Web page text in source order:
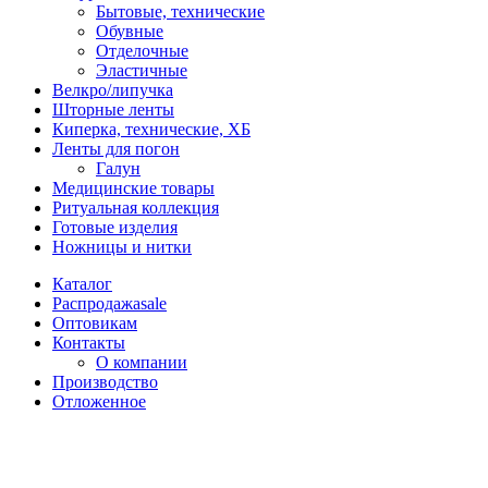
Бытовые, технические
Обувные
Отделочные
Эластичные
Велкро/липучка
Шторные ленты
Киперка, технические, ХБ
Ленты для погон
Галун
Медицинские товары
Ритуальная коллекция
Готовые изделия
Ножницы и нитки
Каталог
Распродажаsale
Оптовикам
Контакты
О компании
Производство
Отложенное